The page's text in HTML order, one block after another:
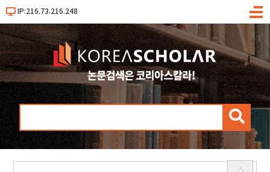
IP:216.73.216.248
메
검